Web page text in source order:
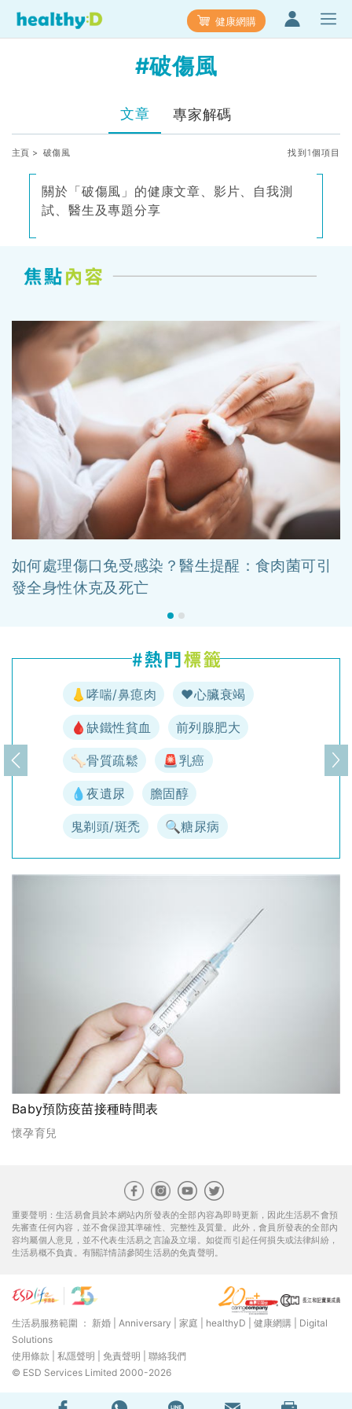
健康網購
#破傷風
文章 專家解碼
主頁 > 破傷風 找到1個項目
關於「破傷風」的健康文章、影片、自我測
試、醫生及專題分享
如何處理傷口免受感染？醫生提醒：食肉菌可引
發全身性休克及死亡
👃哮喘/鼻瘜肉 ♥️心臟衰竭
🩸缺鐵性貧血 前列腺肥大
🦴骨質疏鬆 🚨乳癌
💧夜遺尿 膽固醇
鬼剃頭/斑禿 🔍糖尿病
上一頁 下
Baby預防疫苗接種時間表
懷孕育兒
重要聲明：生活易會員於本網站內所發表的全部內容為即時更新，因此生活易不會預
先審查任何內容，並不會保證其準確性、完整性及質量。此外，會員所發表的全部內
容均屬個人意見，並不代表生活易之言論及立場。如從而引起任何損失或法律糾紛，
生活易概不負責。有關詳情請參閱生活易的免責聲明。
生活易服務範圍 ： 新婚 Anniversary 家庭 healthyD 健康網購
Digital
Solutions
使用條款
私隱聲明 免責聲明
聯絡我們
© ESD Services Limited 2000-2026